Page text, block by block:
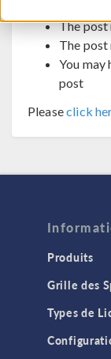
The post
The
You may
post
Pleaseclick
Produits
Grille des
Types de